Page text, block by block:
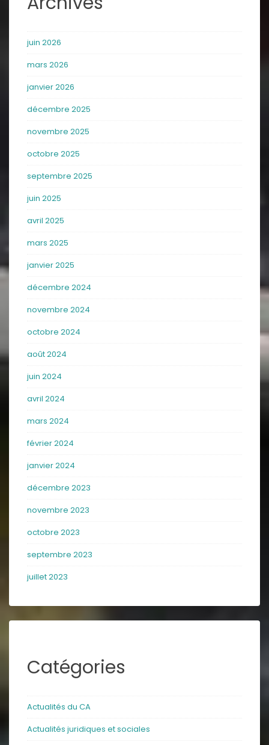
juin 2026
mars 2026
janvier 2026
décembre 2025
novembre 2025
octobre 2025
septembre 2025
juin 2025
avril 2025
mars 2025
janvier 2025
décembre 2024
novembre 2024
octobre 2024
août 2024
juin 2024
avril 2024
mars 2024
février 2024
janvier 2024
décembre 2023
novembre 2023
octobre 2023
septembre 2023
juillet 2023
Catégories
Actualités du CA
Actualités juridiques et sociales